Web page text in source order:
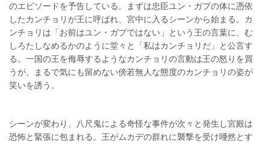
のエピソードを予告している。まずは忠臣ユン・ガプの体に憑依
したカンチョリが王に呼ばれ、宮中に入るシーンから始まる。カ
ンチョリは「お前はユン・ガプではない」という王の言葉に、む
しろたしなめるかのように堂々と「私はカンチョリだ」と公言す
る。一国の王を侮辱するようなカンチョリの言動は王の怒りを買
うが、まるで気にも留めない傍若無人な態度のカンチョリの姿が
笑いを誘う。
シーンが変わり、八尺鬼による奇怪な事件が次々と発生し宮殿は
恐怖と緊張に包まれる。王がムカデの群れに襲撃を受け唖然とす